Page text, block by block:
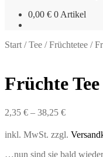
0,00 € 0 Artikel
Start /Tee /Früchtetee /
Früchte
2,35 € – 38,25 €
inkl. MwSt. zzgl.
…nun sind sie bald